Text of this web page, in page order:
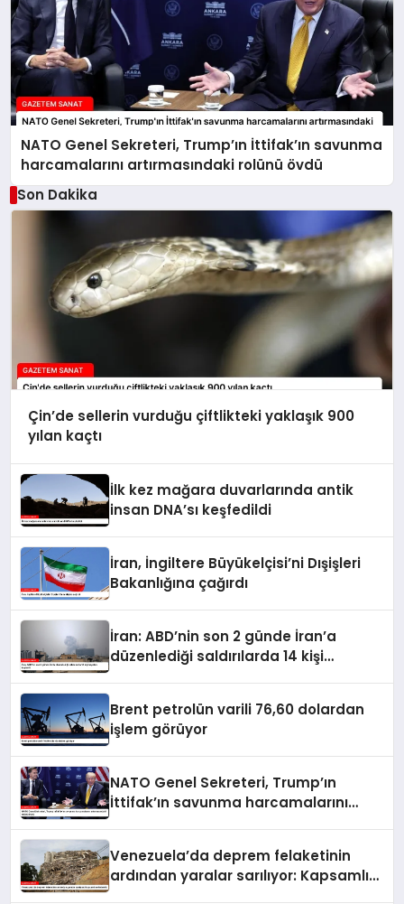
NATO Genel Sekreteri, Trump’ın İttifak’ın savunma
harcamalarını artırmasındaki rolünü övdü
Son Dakika
Çin’de sellerin vurduğu çiftlikteki yaklaşık 900
yılan kaçtı
İlk kez mağara duvarlarında antik
insan DNA’sı keşfedildi
İran, İngiltere Büyükelçisi’ni Dışişleri
Bakanlığına çağırdı
İran: ABD’nin son 2 günde İran’a
düzenlediği saldırılarda 14 kişi
Brent petrolün varili 76,60 dolardan
işlem görüyor
NATO Genel Sekreteri, Trump’ın
İttifak’ın savunma harcamalarını
Venezuela’da deprem felaketinin
ardından yaralar sarılıyor: Kapsamlı